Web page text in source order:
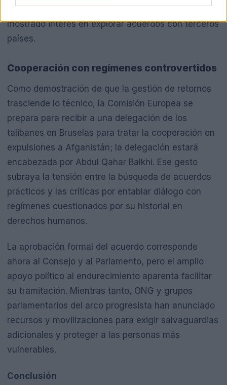
desde Italia hasta Dinamarca y Alemania, han
mostrado interés en explorar acuerdos con terceros
países.
Cooperación con regímenes controvertidos
Como demostración de que la gestión de retornos
trasciende lo técnico, la Comisión Europea se
prepara para recibir a una delegación de los
talibanes en Bruselas para tratar la cooperación en
expulsiones a Afganistán; la delegación estará
encabezada por Abdul Qahar Balkhi. Ese gesto
subraya la tensión entre la búsqueda de acuerdos
prácticos y las críticas por entablar diálogo con
regímenes cuestionados por su historial en
derechos humanos.
La aprobación formal del acuerdo corresponde
ahora al Consejo y al Parlamento, pero el amplio
apoyo político al endurecimiento aparenta facilitar
su tramitación. Mientras tanto, ONG y grupos
parlamentarios del arco progresista han anunciado
recursos y movilizaciones para exigir salvaguardias
adicionales y proteger a las personas más
vulnerables.
Conclusión